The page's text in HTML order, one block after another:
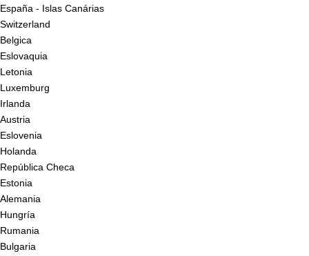
España - Islas Canárias
Switzerland
Belgica
Eslovaquia
Letonia
Luxemburg
Irlanda
Austria
Eslovenia
Holanda
República Checa
Estonia
Alemania
Hungría
Rumania
Bulgaria